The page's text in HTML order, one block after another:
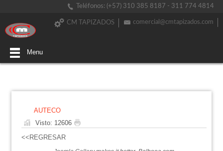
Teléfonos: (+57) 310 385 8187 - 311 774 4814
comercial@cmtapizados.com
CM TAPIZADOS
Menu
AUTECO
Visto: 12606
<<REGRESAR